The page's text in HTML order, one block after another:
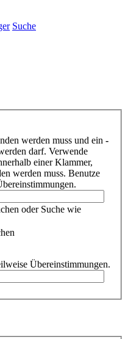
Suche
werden muss und ein -
darf. Verwende
einer Klammer,
werden muss. Benutze
oder Suche wie
Übereinstimmungen.